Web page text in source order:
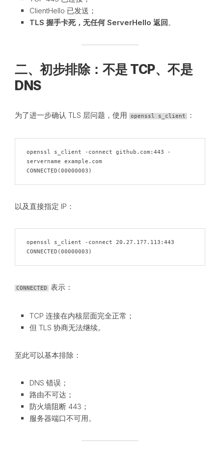
ClientHello 已发送；
TLS 握手卡死，无任何 ServerHello 返回。
二、初步排除：不是 TCP、不是
DNS
为了进一步确认 TLS 层问题，使用 openssl s_client ：
openssl s_client -connect github.com:443 -
servername example.com
CONNECTED(00000003)
以及直接指定 IP：
openssl s_client -connect 20.27.177.113:443
CONNECTED(00000003)
CONNECTED 表示：
TCP 连接在内核层面完全正常；
但 TLS 协商无法继续。
至此可以基本排除：
DNS 错误；
路由不可达；
防火墙阻断 443；
服务器端口不可用。